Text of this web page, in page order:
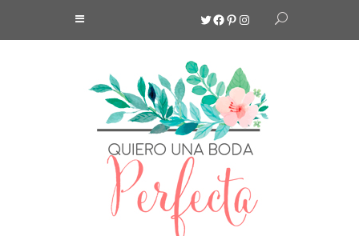
Twitter
Facebook
Pinterest
Instagram